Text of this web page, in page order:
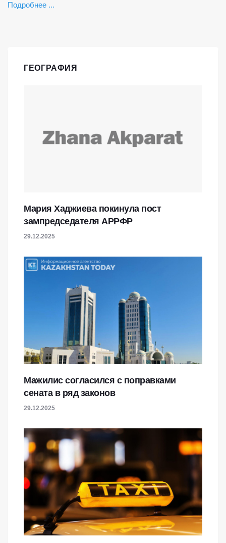
Подробнее ...
ГЕОГРАФИЯ
Мария Хаджиева покинула пост
зампредседателя АРРФР
29.12.2025
Мажилис согласился с поправками
сената в ряд законов
29.12.2025